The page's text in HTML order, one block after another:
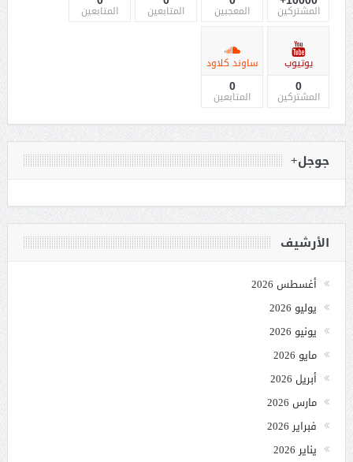
المشتركين المعجبين المتابعين المتابعين
يوتيوب
0
المشتركين
ساوند كلاود
0
المتابعين
جوجل+
الأرشيف
أغسطس 2026
يوليو 2026
يونيو 2026
مايو 2026
أبريل 2026
مارس 2026
فبراير 2026
يناير 2026